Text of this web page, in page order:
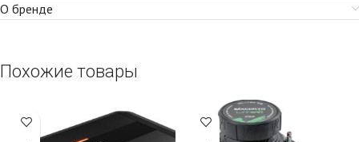
О бренде
Похожие товары